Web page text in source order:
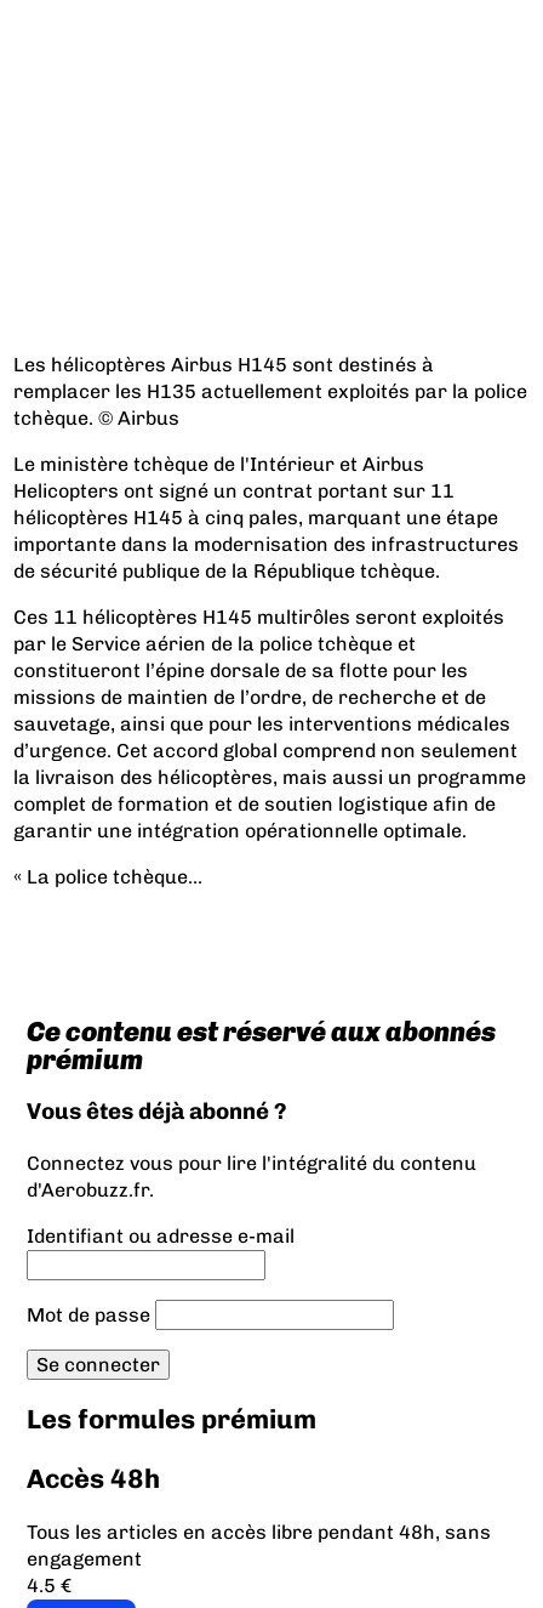
Les hélicoptères Airbus H145 sont destinés à
remplacer les H135 actuellement exploités par la police
tchèque. © Airbus
Le ministère tchèque de l'Intérieur et Airbus
Helicopters ont signé un contrat portant sur 11
hélicoptères H145 à cinq pales, marquant une étape
importante dans la modernisation des infrastructures
de sécurité publique de la République tchèque.
Ces 11 hélicoptères H145 multirôles seront exploités
par le Service aérien de la police tchèque et
constitueront l’épine dorsale de sa flotte pour les
missions de maintien de l’ordre, de recherche et de
sauvetage, ainsi que pour les interventions médicales
d’urgence. Cet accord global comprend non seulement
la livraison des hélicoptères, mais aussi un programme
complet de formation et de soutien logistique afin de
garantir une intégration opérationnelle optimale.
« La police tchèque...
Ce contenu est réservé aux abonnés
prémium
Vous êtes déjà abonné ?
Connectez vous pour lire l'intégralité du contenu
d'Aerobuzz.fr.
Identifiant ou adresse e-mail
Mot de passe
Les formules prémium
Accès 48h
Tous les articles en accès libre pendant 48h, sans
engagement
4.5 €